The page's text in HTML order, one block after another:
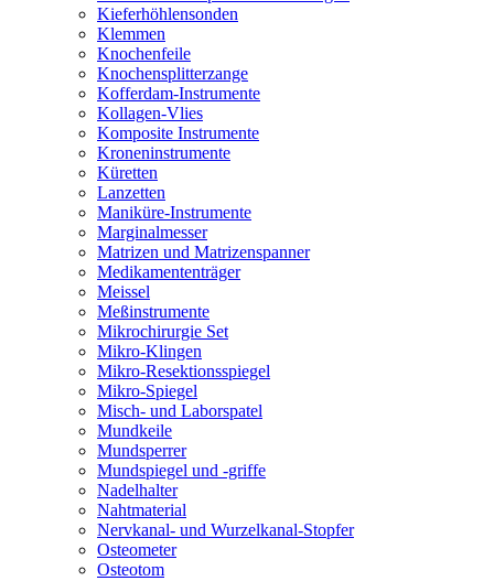
Kieferhöhlensonden
Klemmen
Knochenfeile
Knochensplitterzange
Kofferdam-Instrumente
Kollagen-Vlies
Komposite Instrumente
Kroneninstrumente
Küretten
Lanzetten
Maniküre-Instrumente
Marginalmesser
Matrizen und Matrizenspanner
Medikamententräger
Meissel
Meßinstrumente
Mikrochirurgie Set
Mikro-Klingen
Mikro-Resektionsspiegel
Mikro-Spiegel
Misch- und Laborspatel
Mundkeile
Mundsperrer
Mundspiegel und -griffe
Nadelhalter
Nahtmaterial
Nervkanal- und Wurzelkanal-Stopfer
Osteometer
Osteotom